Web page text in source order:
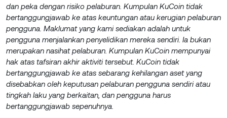
dan peka dengan risiko pelaburan. Kumpulan KuCoin tidak
bertanggungjawab ke atas keuntungan atau kerugian pelaburan
pengguna. Maklumat yang kami sediakan adalah untuk
pengguna menjalankan penyelidikan mereka sendiri. Ia bukan
merupakan nasihat pelaburan. Kumpulan KuCoin mempunyai
hak atas tafsiran akhir aktiviti tersebut. KuCoin tidak
bertanggungjawab ke atas sebarang kehilangan aset yang
disebabkan oleh keputusan pelaburan pengguna sendiri atau
tingkah laku yang berkaitan, dan pengguna harus
bertanggungjawab sepenuhnya.